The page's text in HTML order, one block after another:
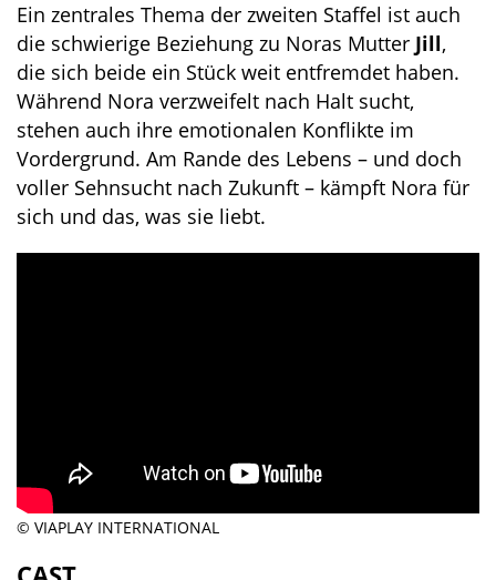
Ein zentrales Thema der zweiten Staffel ist auch
die schwierige Beziehung zu Noras Mutter Jill,
die sich beide ein Stück weit entfremdet haben.
Während Nora verzweifelt nach Halt sucht,
stehen auch ihre emotionalen Konflikte im
Vordergrund. Am Rande des Lebens – und doch
voller Sehnsucht nach Zukunft – kämpft Nora für
sich und das, was sie liebt.
© VIAPLAY INTERNATIONAL